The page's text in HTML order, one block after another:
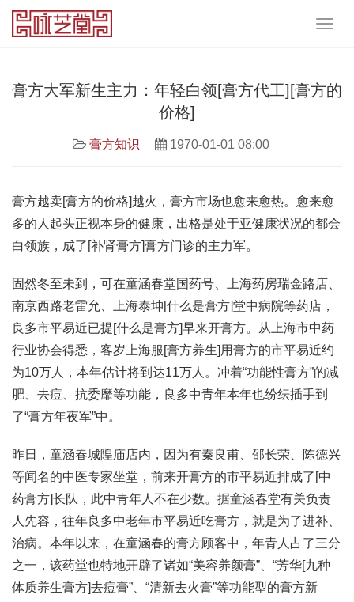
膏方大军新生主力：年轻白领[膏方代工][膏方的
价格]
膏方知识 1970-01-01 08:00
膏方越卖[膏方的价格]越火，膏方市场也愈来愈热。愈来愈
多的人起头正视本身的健康，出格是处于亚健康状况的都会
白领族，成了[补肾膏方]膏方门诊的主力军。
固然冬至未到，可在童涵春堂国药号、上海药房瑞金路店、
南京西路老雷允、上海泰坤[什么是膏方]堂中病院等药店，
良多市平易近已提[什么是膏方]早来开膏方。从上海市中药
行业协会得悉，客岁上海服[膏方养生]用膏方的市平易近约
为10万人，本年估计将到达11万人。冲着“功能性膏方”的减
肥、去痘、抗委靡等功能，良多中青年本年也纷纭插手到
了“膏方年夜军”中。
昨日，童涵春城隍庙店内，因为有秦良甫、邵长荣、陈德兴
等闻名的中医专家坐堂，前来开膏方的市平易近排成了[中
药膏方]长队，此中青年人不在少数。据童涵春堂有关负责
人先容，往年良多中老年市平易近吃膏方，就是为了进补、
治病。本年以来，在童涵春的膏方顾客中，年青人占了三分
之一，该药堂也特地开辟了诸如“美容养颜膏”、“芳华[九种
体质养生膏方]去痘膏”、“清新去火膏”等功能型的膏方新